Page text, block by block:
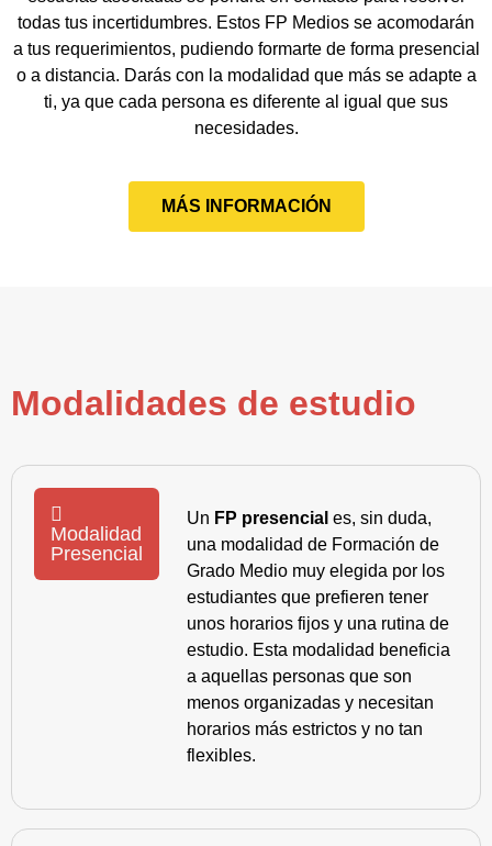
todas tus incertidumbres. Estos FP Medios se acomodarán
a tus requerimientos, pudiendo formarte de forma presencial
o a distancia. Darás con la modalidad que más se adapte a
ti, ya que cada persona es diferente al igual que sus
necesidades.
MÁS INFORMACIÓN
Modalidades de estudio
Modalidad
Presencial
Un FP presencial es, sin duda,
una modalidad de Formación de
Grado Medio muy elegida por los
estudiantes que prefieren tener
unos horarios fijos y una rutina de
estudio. Esta modalidad beneficia
a aquellas personas que son
menos organizadas y necesitan
horarios más estrictos y no tan
flexibles.